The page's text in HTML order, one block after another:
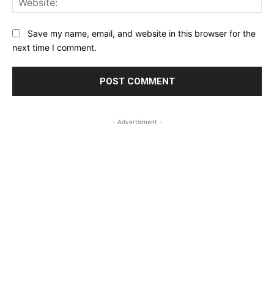
Save my name, email, and website in this browser for the
next time I comment.
- Advertisment -